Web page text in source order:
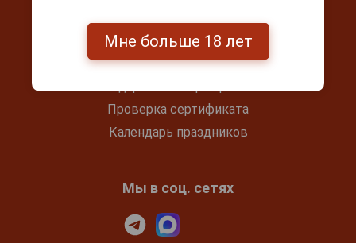
Покупка и оплата
Блог
Проверка сертификата
Календарь праздников
Мы в соц. сетях
Мне больше 18 лет